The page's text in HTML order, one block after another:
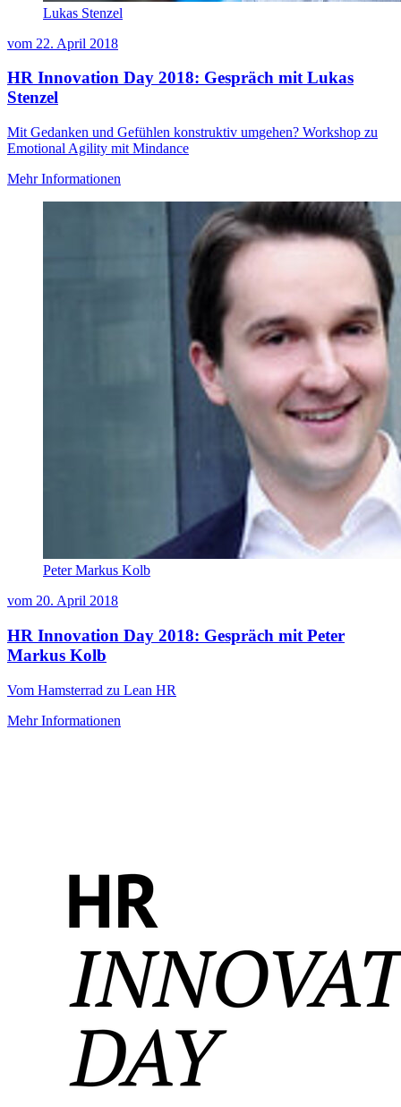
Lukas Stenzel
vom 22. April 2018
HR Innovation Day 2018: Gespräch mit Lukas
Stenzel
Mit Gedanken und Gefühlen konstruktiv umgehen? Workshop zu
Emotional Agility mit Mindance
Mehr Informationen
Peter Markus Kolb
vom 20. April 2018
HR Innovation Day 2018: Gespräch mit Peter
Markus Kolb
Vom Hamsterrad zu Lean HR
Mehr Informationen